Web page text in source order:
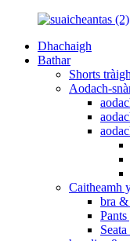
Dhachaigh
Bathar
Shorts tràigh
Aodach-
Caitheamh
bra &
Pants